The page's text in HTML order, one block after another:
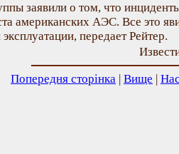
заявили о том, что
американских АЭС. Все это
передает Рейтер.
Попередня сторінка | Вище |